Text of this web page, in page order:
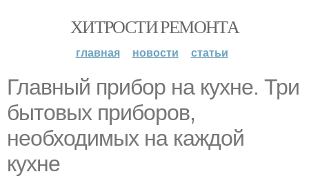
ХИТРОСТИ РЕМОНТА
главная новости статьи
Главный прибор на кухне. Три
бытовых приборов,
необходимых на каждой
кухне